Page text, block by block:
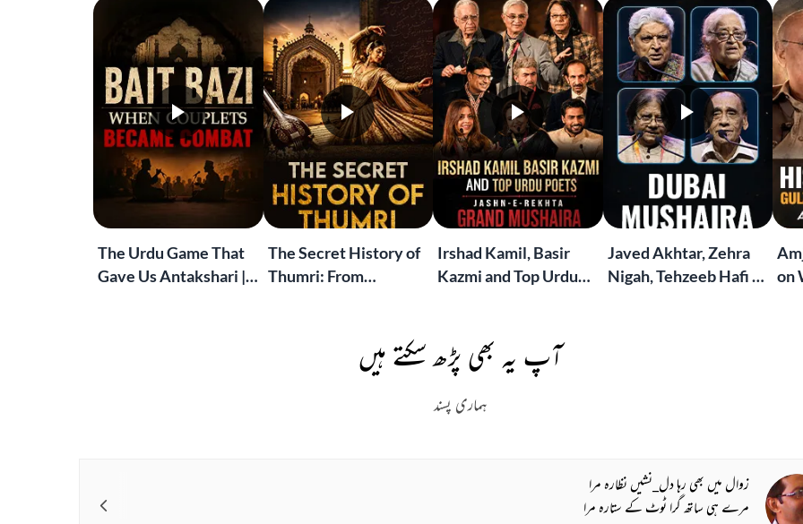
The Urdu Game That
Gave Us Antakshari |
The Secret History of
Thumri: From
Irshad Kamil, Basir
Kazmi and Top Urdu
London Grand
Mushaira
Javed Akhtar, Zehra
Nigah, Tehzeeb Hafi &
on
آپ یہ بھی پڑھ سکتے ہیں
ہماری پسند
زوال میں بھی رہا دل_نشیں نظارہ مرا
مرے ہی ساتھ گرا ٹوٹ کے ستارہ مرا